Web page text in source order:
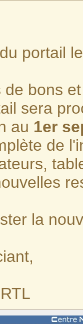
portail
bons
sera
au 1er
de
la